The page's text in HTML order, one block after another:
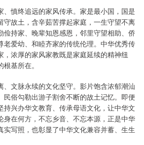
、慎终追远的家风传承。家是最小国，国是
守故土，含辛茹苦撑起家庭，一生守望不离
俭持家、晚辈知恩感恩，邻里守望相助、侨
老爱幼、和睦齐家的传统伦理。中华优秀传
，浓厚的家风家教既是家庭延续的精神纽
基所在。
、文脉永续的文化坚守。影片饱含浓郁潮汕
民俗勾勒出游子割舍不断的故土记忆。即便
持兴办华文教育、传承母语文化，让中华文
身在何方，不忘乡音、不忘本源，正是中华
实写照，也彰显了中华文化兼容并蓄、生生